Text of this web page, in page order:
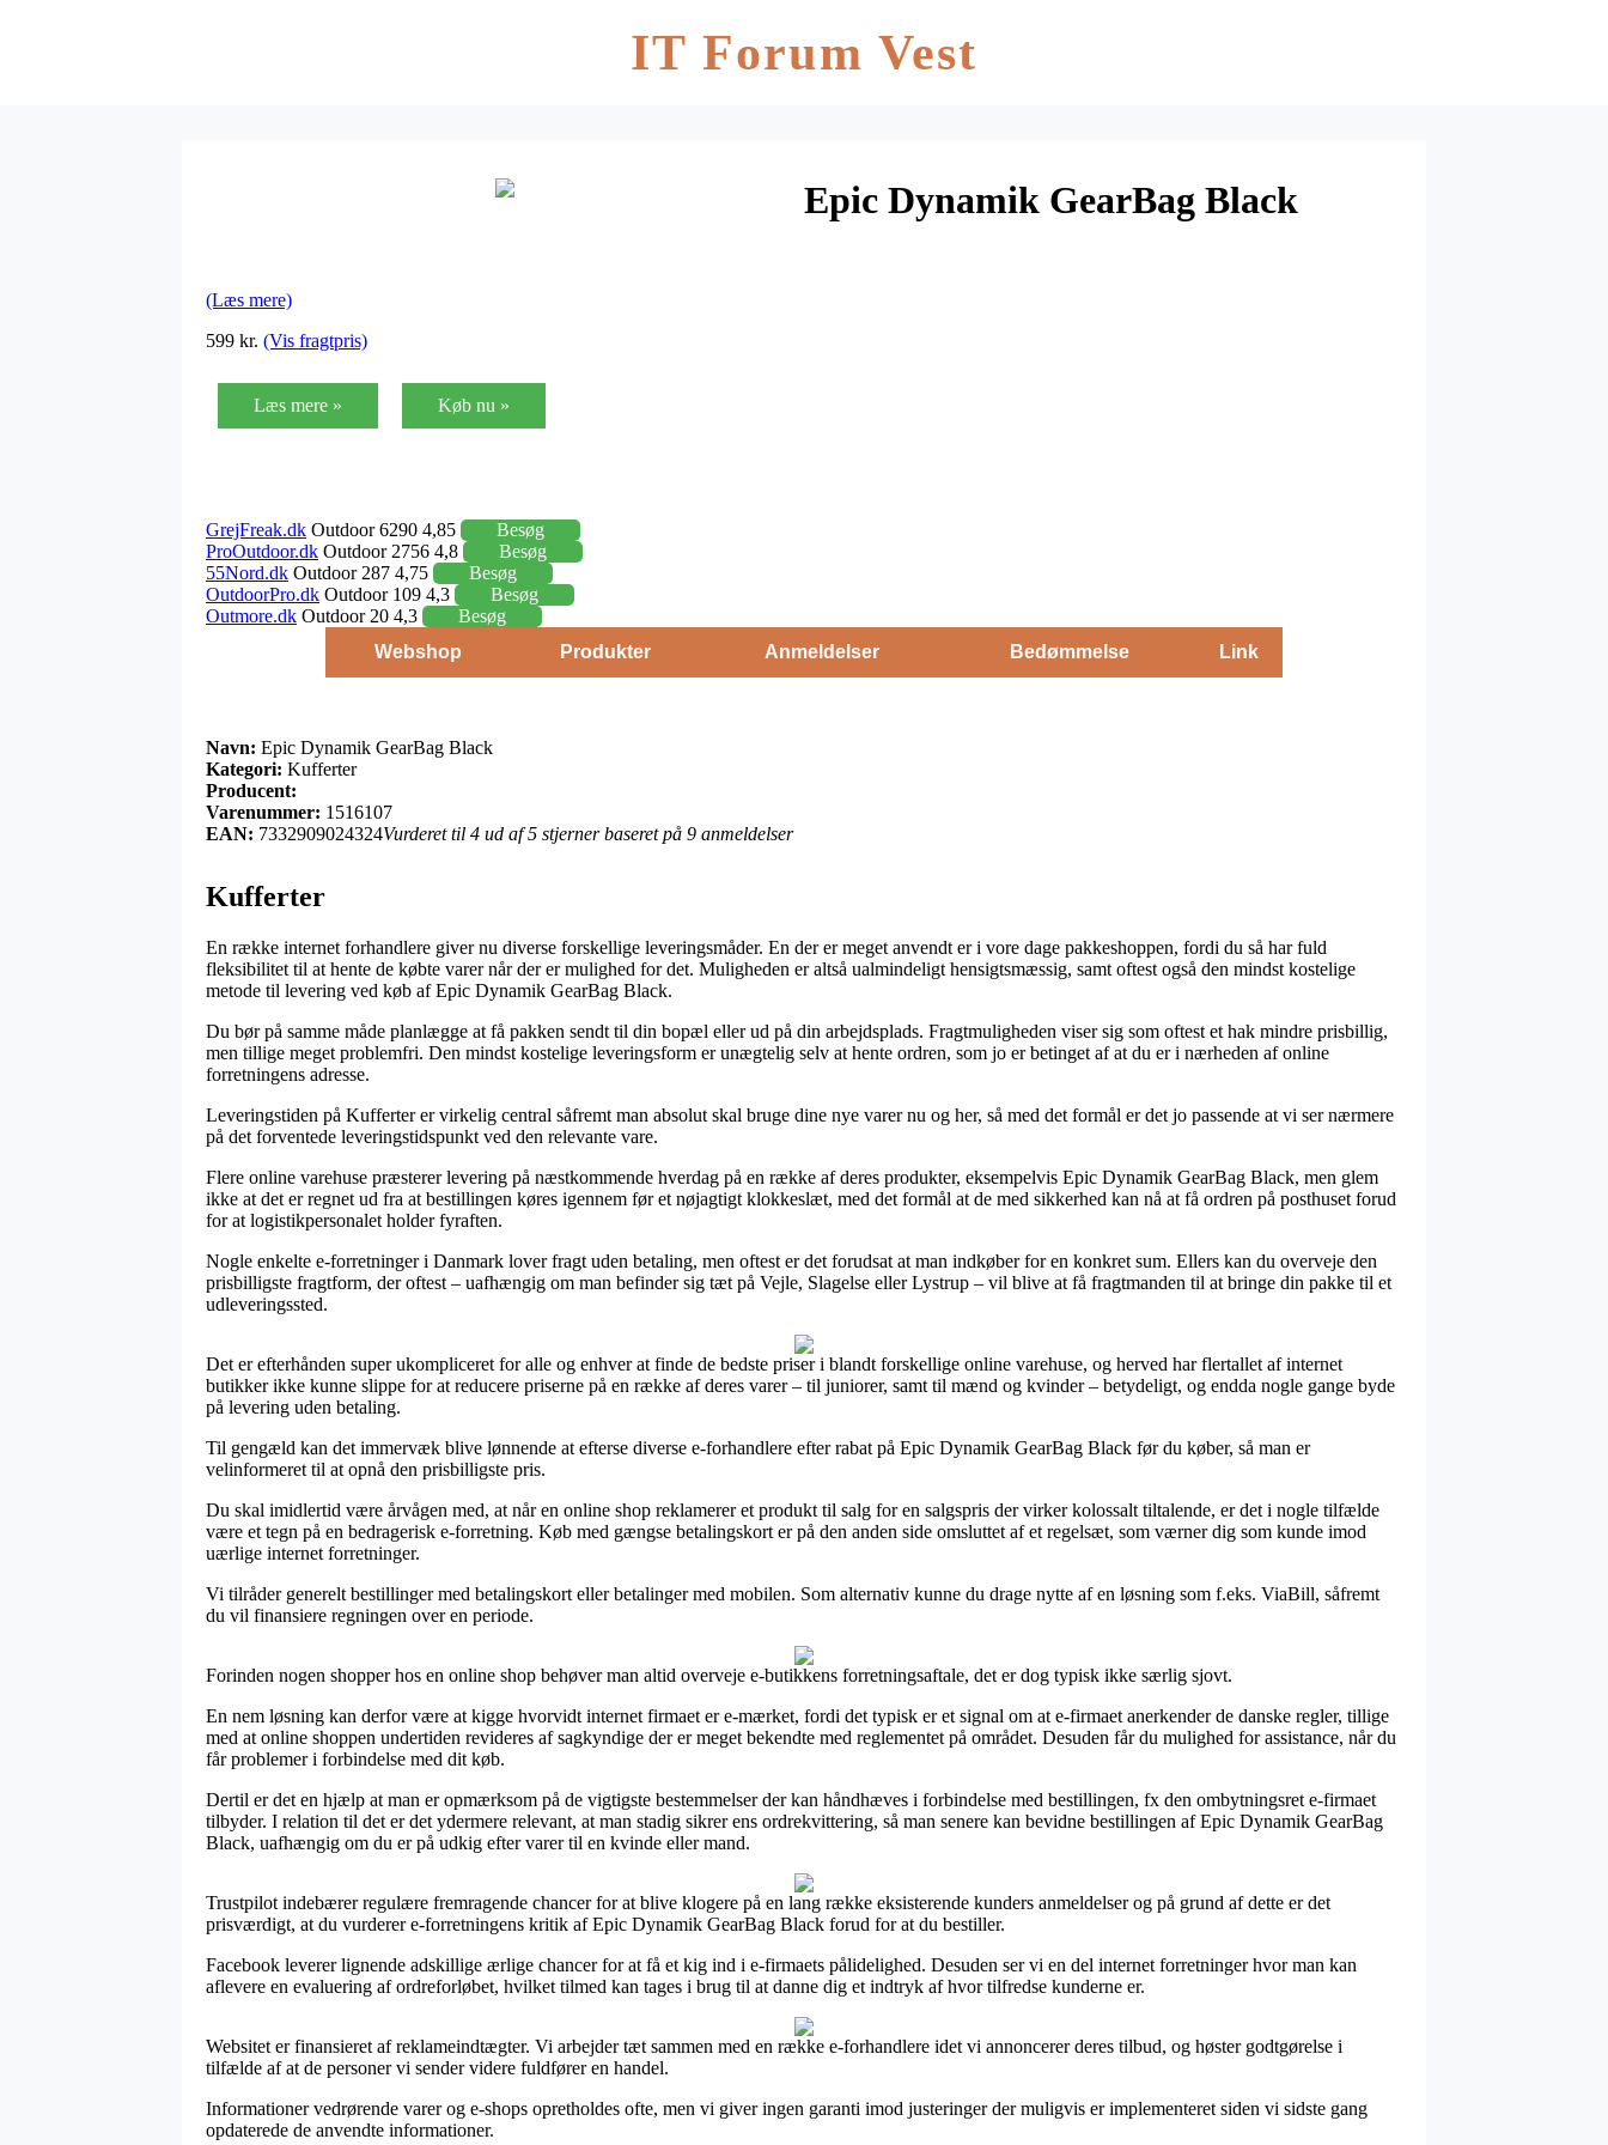
IT Forum Vest
Epic Dynamik GearBag Black
(Læs mere)
599 kr. (Vis fragtpris)
Læs mere » Køb nu »
GrejFreak.dk Outdoor 6290 4,85
Besøg
ProOutdoor.dk Outdoor 2756 4,8
Besøg
55Nord.dk Outdoor 287 4,75
Besøg
OutdoorPro.dk Outdoor 109 4,3
Besøg
Outmore.dk Outdoor 20 4,3
Besøg
Webshop
Produkter Anmeldelser Bedømmelse Link
Navn: Epic Dynamik GearBag Black
Kategori: Kufferter
Producent:
Varenummer: 1516107
EAN: 7332909024324Vurderet til 4 ud af 5 stjerner baseret på 9 anmeldelser
Kufferter
En række internet forhandlere giver nu diverse forskellige leveringsmåder. En der er meget anvendt er i vore dage pakkeshoppen, fordi du så har fuld
fleksibilitet til at hente de købte varer når der er mulighed for det. Muligheden er altså ualmindeligt hensigtsmæssig, samt oftest også den mindst kostelige
metode til levering ved køb af Epic Dynamik GearBag Black.
Du bør på samme måde planlægge at få pakken sendt til din bopæl eller ud på din arbejdsplads. Fragtmuligheden viser sig som oftest et hak mindre prisbillig,
men tillige meget problemfri. Den mindst kostelige leveringsform er unægtelig selv at hente ordren, som jo er betinget af at du er i nærheden af online
forretningens adresse.
Leveringstiden på Kufferter er virkelig central såfremt man absolut skal bruge dine nye varer nu og her, så med det formål er det jo passende at vi ser nærmere
på det forventede leveringstidspunkt ved den relevante vare.
Flere online varehuse præsterer levering på næstkommende hverdag på en række af deres produkter, eksempelvis Epic Dynamik GearBag Black, men glem
ikke at det er regnet ud fra at bestillingen køres igennem før et nøjagtigt klokkeslæt, med det formål at de med sikkerhed kan nå at få ordren på posthuset forud
for at logistikpersonalet holder fyraften.
Nogle enkelte e-forretninger i Danmark lover fragt uden betaling, men oftest er det forudsat at man indkøber for en konkret sum. Ellers kan du overveje den
prisbilligste fragtform, der oftest – uafhængig om man befinder sig tæt på Vejle, Slagelse eller Lystrup – vil blive at få fragtmanden til at bringe din pakke til et
udleveringssted.
Det er efterhånden super ukompliceret for alle og enhver at finde de bedste priser i blandt forskellige online varehuse, og herved har flertallet af internet
butikker ikke kunne slippe for at reducere priserne på en række af deres varer – til juniorer, samt til mænd og kvinder – betydeligt, og endda nogle gange byde
på levering uden betaling.
Til gengæld kan det immervæk blive lønnende at efterse diverse e-forhandlere efter rabat på Epic Dynamik GearBag Black før du køber, så man er
velinformeret til at opnå den prisbilligste pris.
Du skal imidlertid være årvågen med, at når en online shop reklamerer et produkt til salg for en salgspris der virker kolossalt tiltalende, er det i nogle tilfælde
være et tegn på en bedragerisk e-forretning. Køb med gængse betalingskort er på den anden side omsluttet af et regelsæt, som værner dig som kunde imod
uærlige internet forretninger.
Vi tilråder generelt bestillinger med betalingskort eller betalinger med mobilen. Som alternativ kunne du drage nytte af en løsning som f.eks. ViaBill, såfremt
du vil finansiere regningen over en periode.
Forinden nogen shopper hos en online shop behøver man altid overveje e-butikkens forretningsaftale, det er dog typisk ikke særlig sjovt.
En nem løsning kan derfor være at kigge hvorvidt internet firmaet er e-mærket, fordi det typisk er et signal om at e-firmaet anerkender de danske regler, tillige
med at online shoppen undertiden revideres af sagkyndige der er meget bekendte med reglementet på området. Desuden får du mulighed for assistance, når du
får problemer i forbindelse med dit køb.
Dertil er det en hjælp at man er opmærksom på de vigtigste bestemmelser der kan håndhæves i forbindelse med bestillingen, fx den ombytningsret e-firmaet
tilbyder. I relation til det er det ydermere relevant, at man stadig sikrer ens ordrekvittering, så man senere kan bevidne bestillingen af Epic Dynamik GearBag
Black, uafhængig om du er på udkig efter varer til en kvinde eller mand.
Trustpilot indebærer regulære fremragende chancer for at blive klogere på en lang række eksisterende kunders anmeldelser og på grund af dette er det
prisværdigt, at du vurderer e-forretningens kritik af Epic Dynamik GearBag Black forud for at du bestiller.
Facebook leverer lignende adskillige ærlige chancer for at få et kig ind i e-firmaets pålidelighed. Desuden ser vi en del internet forretninger hvor man kan
aflevere en evaluering af ordreforløbet, hvilket tilmed kan tages i brug til at danne dig et indtryk af hvor tilfredse kunderne er.
Websitet er finansieret af reklameindtægter. Vi arbejder tæt sammen med en række e-forhandlere idet vi annoncerer deres tilbud, og høster godtgørelse i
tilfælde af at de personer vi sender videre fuldfører en handel.
Informationer vedrørende varer og e-shops opretholdes ofte, men vi giver ingen garanti imod justeringer der muligvis er implementeret siden vi sidste gang
opdaterede de anvendte informationer.